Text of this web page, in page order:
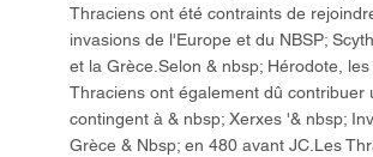
Thraciens ont été contraints de
invasions de l'Europe et du NBSP;
et la Grèce.Selon & nbsp; Hérodote, les
Thraciens ont également dû contribuer
contingent à & nbsp; Xerxes '& nbsp;
Grèce & Nbsp; en 480 avant JC.Les